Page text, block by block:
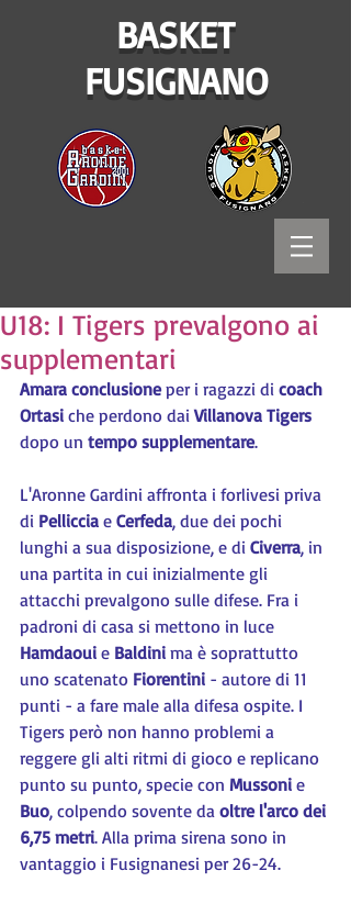
BASKET
FUSIGNANO
U18: I Tigers prevalgono ai
supplementari
Amara conclusione per i ragazzi di coach
Ortasi che perdono dai Villanova Tigers
dopo un tempo supplementare.
L'Aronne Gardini affronta i forlivesi priva
di Pelliccia e Cerfeda, due dei pochi
lunghi a sua disposizione, e di Civerra, in
una partita in cui inizialmente gli
attacchi prevalgono sulle difese. Fra i
padroni di casa si mettono in luce
Hamdaoui e Baldini ma è soprattutto
uno scatenato Fiorentini - autore di 11
punti - a fare male alla difesa ospite. I
Tigers però non hanno problemi a
reggere gli alti ritmi di gioco e replicano
punto su punto, specie con Mussoni e
Buo, colpendo sovente da oltre l'arco dei
6,75 metri. Alla prima sirena sono in
vantaggio i Fusignanesi per 26-24.